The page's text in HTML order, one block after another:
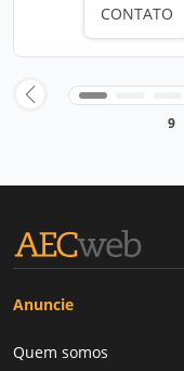
CONTATO
9
Anuncie
Quem somos